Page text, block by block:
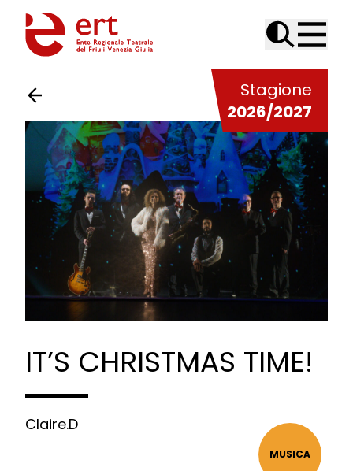
Skip to content
IT’S CHRISTMAS TIME!
Claire.D
Stagione
2026/2027
MUSICA